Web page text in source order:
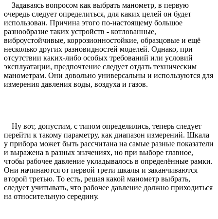
Задаваясь вопросом как выбрать манометр, в первую
очередь следует определиться, для каких целей он будет
использован. Причина этого по-настоящему большое
разнообразие таких устройств - котлованные,
виброустойчивые, коррозионностойкие, образцовые и ещё
несколько других разновидностей моделей. Однако, при
отсутствии каких-либо особых требований или условий
эксплуатации, предпочтение следует отдать техническим
манометрам. Они довольно универсальны и используются для
измерения давления воды, воздуха и газов.
Ну вот, допустим, с типом определились, теперь следует
перейти к такому параметру, как диапазон измерений. Шкала
у прибора может быть рассчитана на самые разные показатели
и выражена в разных значениях, но при выборе главное,
чтобы рабочее давление укладывалось в определённые рамки.
Они начинаются от первой трети шкалы и заканчиваются
второй третью. То есть, решая какой манометр выбрать,
следует учитывать, что рабочее давление должно приходиться
на относительную середину.